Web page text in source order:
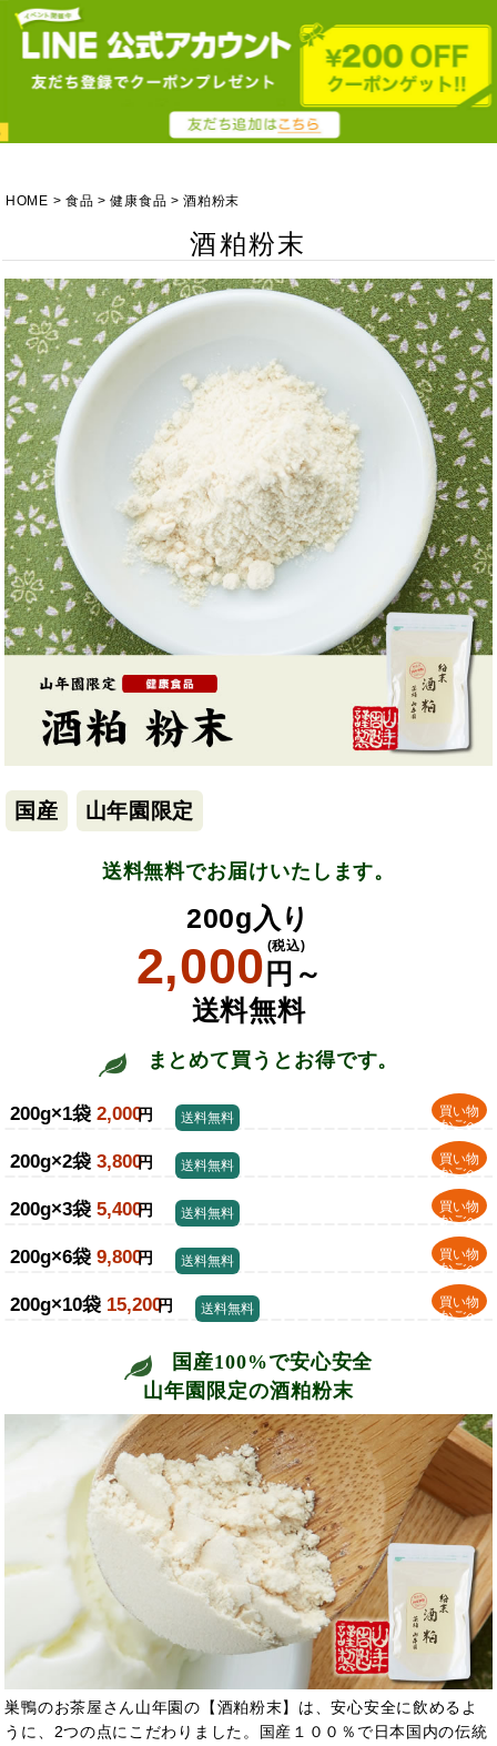
HOME 食品 健康食品 酒粕粉末
酒粕粉末
国産 山年園限定
送料無料でお届けいたします。
200g入り
2,000 円～
(税込)
送料無料
まとめて買うとお得です。
200g×1袋 2,000円
買い物
かごへ
送料無料
200g×2袋 3,800円
買い物
かごへ
送料無料
200g×3袋 5,400円
買い物
かごへ
送料無料
200g×6袋 9,800円
買い物
かごへ
送料無料
200g×10袋 15,200円
買い物
かごへ
送料無料
国産100%で安心安全
山年園限定の酒粕粉末
巣鴨のお茶屋さん山年園の【酒粕粉末】は、安心安全に飲めるよ
うに、2つの点にこだわりました。国産１００％で日本国内の伝統